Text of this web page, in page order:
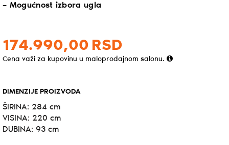
– Mogućnost izbora ugla
174.990,00 RSD
Cena važi za kupovinu u maloprodajnom salonu.
DIMENZIJE PROIZVODA
ŠIRINA: 284 cm
VISINA: 220 cm
DUBINA: 93 cm